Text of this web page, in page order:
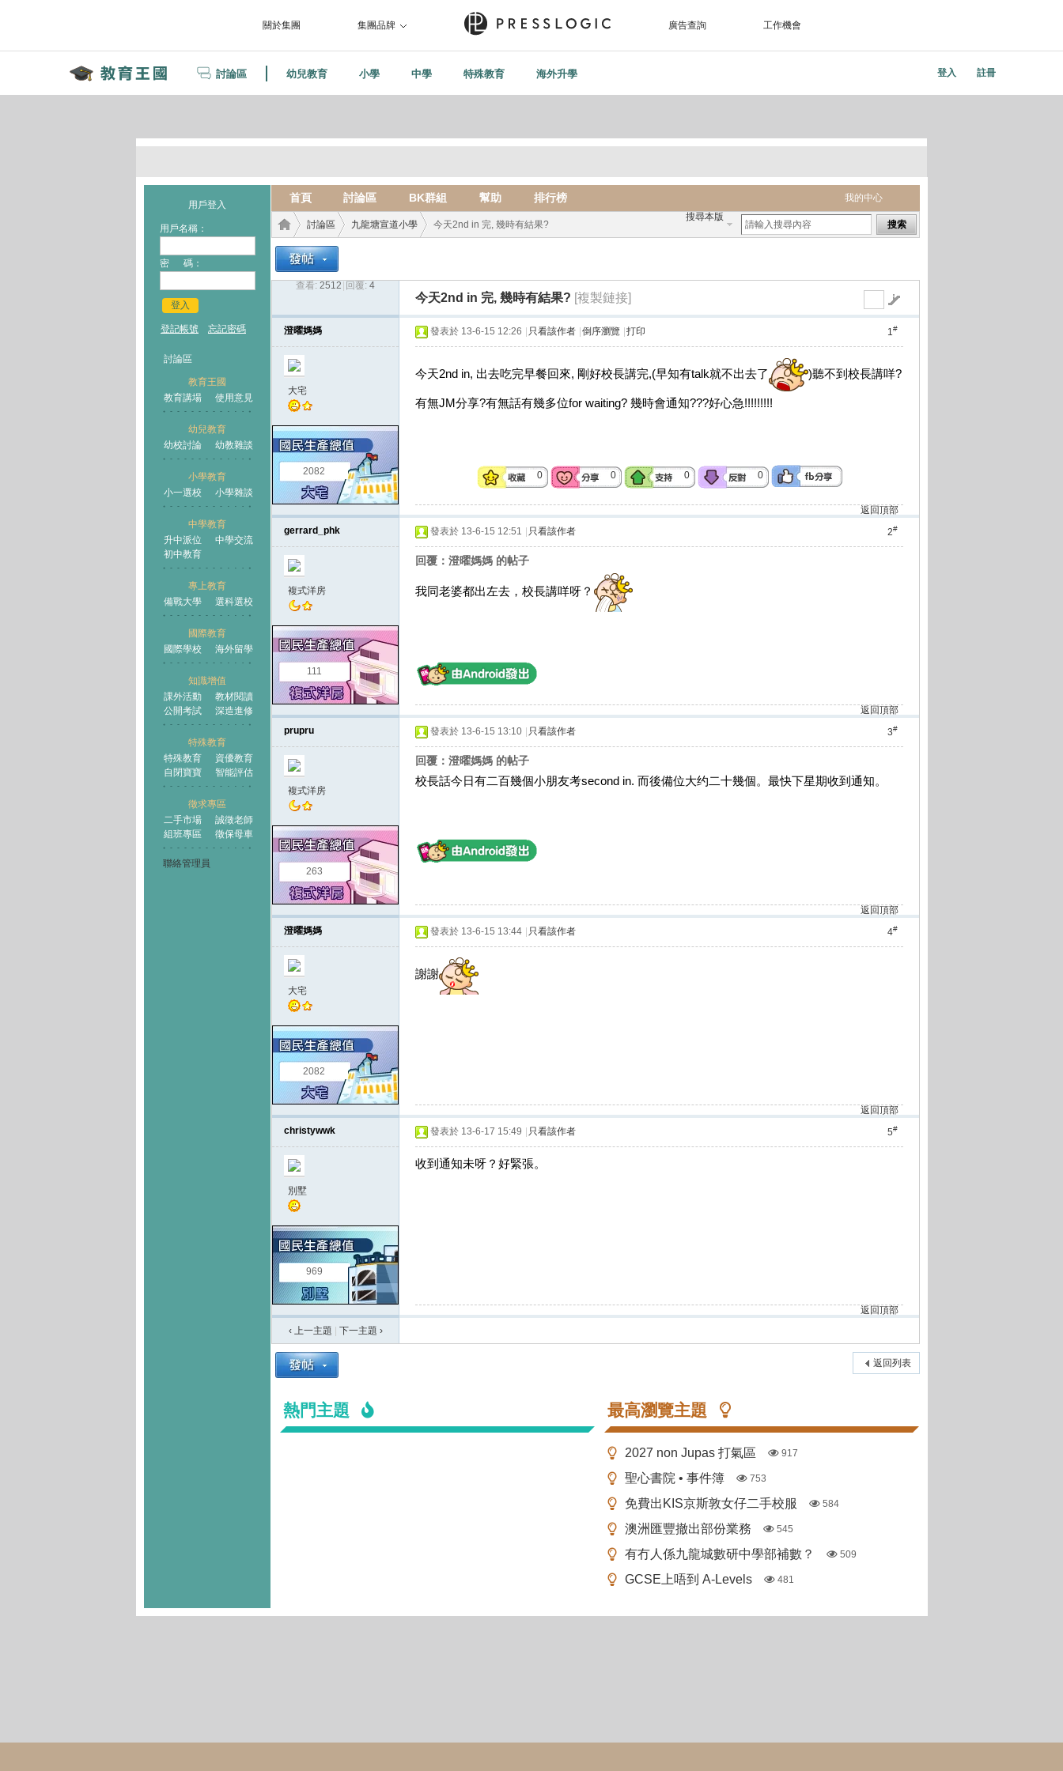
關於集團 集團品牌 廣告查詢 工作機會
討論區 幼兒教育 小學 中學 特殊教育 海外升學 登入 註冊
用戶登入
用戶名稱：
密 碼：
登入
登記帳號 忘記密碼
討論區
教育王國
教育講場
使用意見
幼兒教育
幼校討論
幼教雜談
小學教育
小一選校
小學雜談
中學教育
升中派位
中學交流
初中教育
專上教育
備戰大學
選科選校
國際教育
國際學校
海外留學
知識增值
課外活動
教材閱讀
公開考試
深造進修
特殊教育
特殊教育
資優教育
自閉寶寶
智能評估
徵求專區
二手市場
誠徵老師
組班專區
徵保母車
聯絡管理員
我的中心
首頁 討論區 BK群組 幫助 排行榜
搜尋本版
搜索
王國
討論區
›
九龍塘宣道小學
›
今天2nd in 完, 幾時有結果?
查看: 2512 回覆: 4
今天2nd in 完, 幾時有結果? [複製鏈接]
澄曜媽媽
大宅
2082
1#
發表於 13-6-15 12:26 只看該作者 倒序瀏覽 打印
今天2nd in, 出去吃完早餐回來, 剛好校長講完,(早知有talk就不出去了 )聽不到校長講咩?
有無JM分享?有無話有幾多位for waiting? 幾時會通知???好心急!!!!!!!!!
0 0 0 0
返回頂部
gerrard_phk
複式洋房
111
2#
發表於 13-6-15 12:51 只看該作者
回覆：澄曜媽媽 的帖子
我同老婆都出左去，校長講咩呀？
返回頂部
prupru
複式洋房
263
3#
發表於 13-6-15 13:10 只看該作者
回覆：澄曜媽媽 的帖子
校長話今日有二百幾個小朋友考second in. 而後備位大约二十幾個。最快下星期收到通知。
返回頂部
澄曜媽媽
大宅
2082
4#
發表於 13-6-15 13:44 只看該作者
謝謝
返回頂部
christywwk
別墅
969
5#
發表於 13-6-17 15:49 只看該作者
收到通知未呀？好緊張。
返回頂部
‹ 上一主題
下一主題 ›
返回列表
熱門主題 最高瀏覽主題
2027 non Jupas 打氣區 917
聖心書院 • 事件簿 753
免費出KIS京斯敦女仔二手校服 584
澳洲匯豐撤出部份業務 545
有冇人係九龍城數研中學部補數？ 509
GCSE上唔到 A-Levels 481